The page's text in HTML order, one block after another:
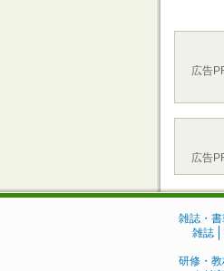
広告
広告
雑誌・
雑誌
研修・